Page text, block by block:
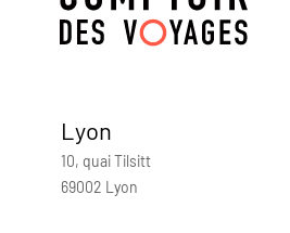
Lyon
10, quai Tilsitt
69002 Lyon